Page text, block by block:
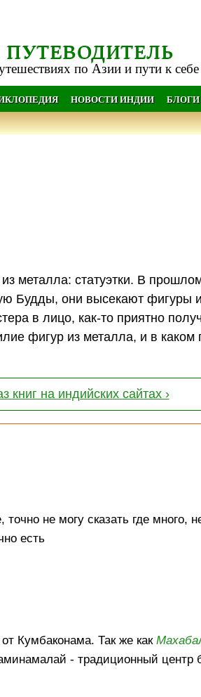
по Азии и пути к себе
НОВОСТИ ИНДИИ БЛОГИ
из металла: статуэтки. В
Будды, они высекают фигуры
в лицо, как-то приятно
фигур из металла, и в каком
книг на индийских сайтах ›
точно не могу сказать где много,
есть
Кумбаконама. Так же как
- традиционный центр